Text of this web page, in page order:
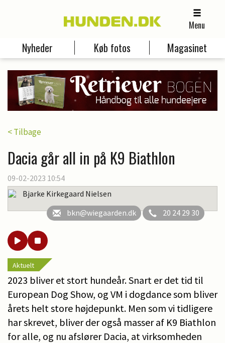
Menu
Nyheder Køb fotos Magasinet
< Tilbage
Dacia går all in på K9 Biathlon
09-02-2023 10:54
Bjarke Kirkegaard Nielsen
bkn@wiegaarden.dk
20 24 29 30
Aktuelt
2023 bliver et stort hundeår. Snart er det tid til
European Dog Show, og VM i dogdance som bliver
årets helt store højdepunkt. Men som vi tidligere
har skrevet, bliver der også masser af K9 Biathlon
for alle, og nu afslører Dacia, at virksomheden